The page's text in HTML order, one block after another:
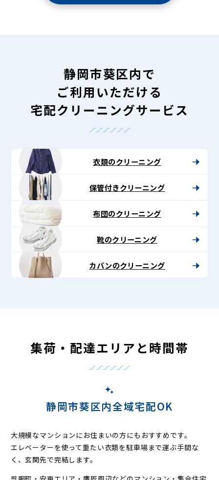
静岡市葵区内で
ご利用いただける
宅配クリーニングサービス
衣類のクリーニング
保管付きクリーニング
布団のクリーニング
靴のクリーニング
カバンのクリーニング
集荷・配達エリアと時間帯
静岡市葵区内全域宅配OK
大規模なマンションにお住まいの方にもおすすめです。
エレベーターを使って重たい衣類を駐車場まで運ぶ手間な
く、玄関先で完結します。